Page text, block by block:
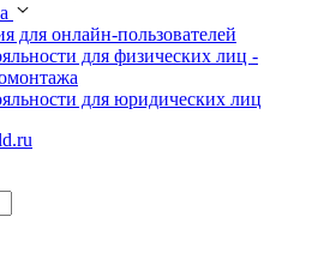
для онлайн-пользователей
для физических лиц -
для юридических лиц